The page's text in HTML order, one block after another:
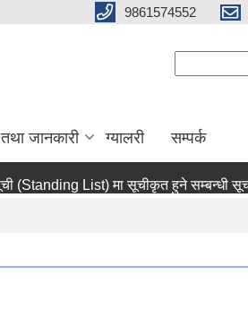
9861574552
जानकारी ग्यालरी सम्पर्क
List) मा सूचीकृत हुने सम्बन्धी सूचना